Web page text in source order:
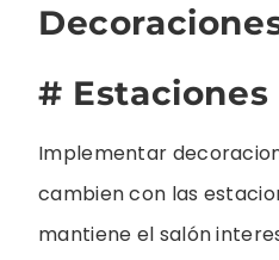
# Estaciones
Implementar
cambien con las
mantiene el salón